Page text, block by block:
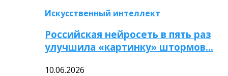
Искусственный интеллект
Российская нейросеть в пять раз
улучшила «картинку» штормов…
10.06.2026